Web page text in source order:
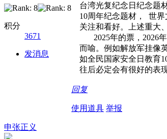
积分
3671
发消息
台湾光复纪念日纪念题
10周年纪念题材， 世界
关注和看好。上述重大
2025年的票，2026年的
而喻。例如解放军挂像
如全民国家安全日教育
往后必定会有很好的表
回复
使用道具 举报
申张正义